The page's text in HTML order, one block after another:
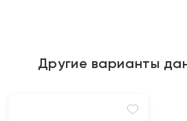
Другие варианты